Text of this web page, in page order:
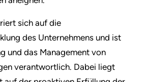
sich auf die
des Unternehmens und ist
und das Management von
verantwortlich. Dabei liegt